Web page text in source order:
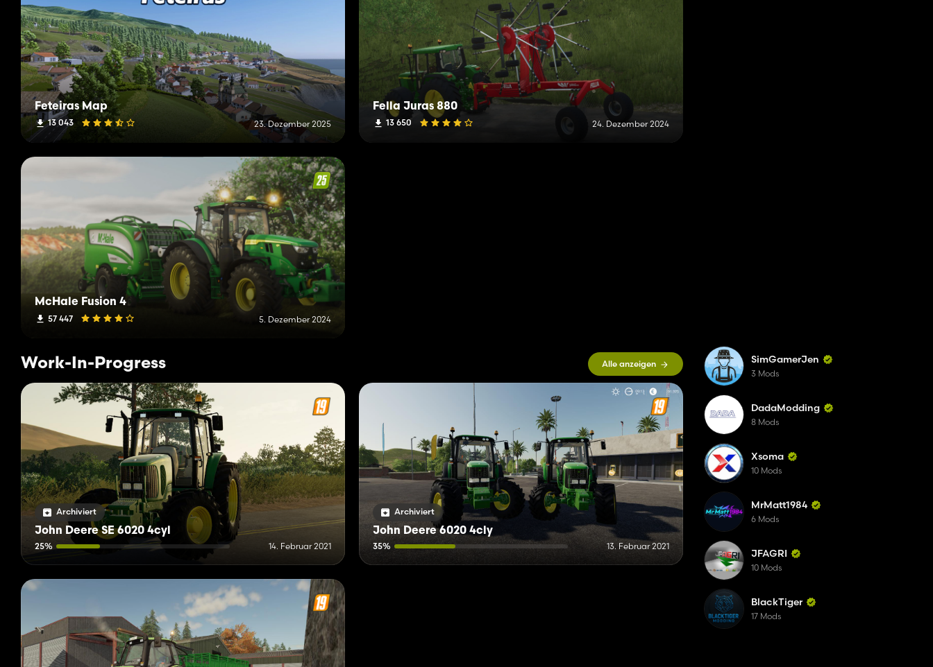
Feteiras Map
13 043 23. Dezember 2025
Fella Juras 880
13 650 24. Dezember 2024
McHale Fusion 4
57 447 5. Dezember 2024
Work-In-Progress Alle anzeigen
Archiviert
John Deere SE 6020 4cyl
25% 14. Februar 2021
Archiviert
John Deere 6020 4cly
35% 13. Februar 2021
SimGamerJen
3 Mods
DadaModding
8 Mods
Xsoma
10 Mods
MrMatt1984
6 Mods
JFAGRI
10 Mods
BlackTiger
17 Mods